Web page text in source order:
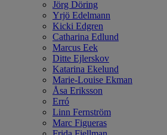
Jörg Döring
Yrjö Edelmann
Kicki Edgren
Catharina Edlund
Marcus Eek
Ditte Ejlerskov
Katarina Ekelund
Marie-Louise Ekman
Åsa Eriksson
Erró
Linn Fernström
Marc Figueras